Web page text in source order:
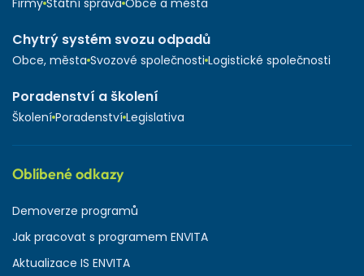
Chytrý systém svozu odpadů
Obce, města Svozové společnosti Logistické společnosti
Poradenství a školení
Školení Poradenství Legislativa
Oblíbené odkazy
Demoverze programů
Jak pracovat s programem ENVITA
Aktualizace IS ENVITA